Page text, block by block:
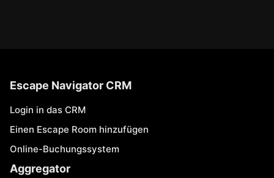
Escape Navigator CRM
Login in das CRM
Einen Escape Room hinzufügen
Online-Buchungssystem
Aggregator